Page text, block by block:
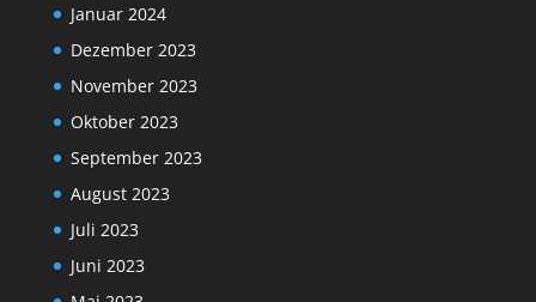
Januar 2024
Dezember 2023
November 2023
Oktober 2023
September 2023
August 2023
Juli 2023
Juni 2023